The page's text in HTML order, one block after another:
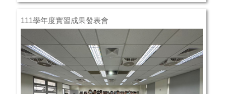
111學年度實習成果發表會